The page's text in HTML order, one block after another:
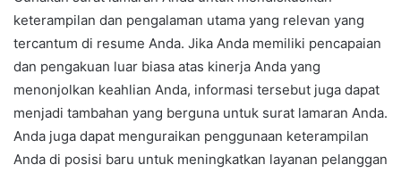
keterampilan dan pengalaman utama yang relevan yang
tercantum di resume Anda. Jika Anda memiliki pencapaian
dan pengakuan luar biasa atas kinerja Anda yang
menonjolkan keahlian Anda, informasi tersebut juga dapat
menjadi tambahan yang berguna untuk surat lamaran Anda.
Anda juga dapat menguraikan penggunaan keterampilan
Anda di posisi baru untuk meningkatkan layanan pelanggan